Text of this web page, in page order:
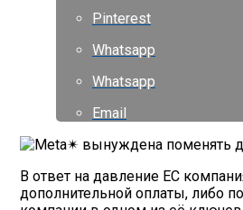
Pinterest
Whatsapp
Whatsapp
Email
В ответ на давление ЕС
дополнительной оплаты, либо